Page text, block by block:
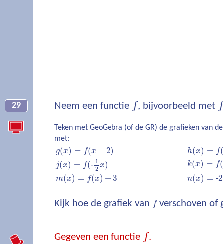
29 Neem een functie f, bijvoorbeeld met f
Teken met GeoGebra (of de GR) de grafieken van
met:
g(x) = f(x − 2) h(x) = f(
j(x) = f(‐ 1
2 x) k(x) = f(
m(x) = f(x) + 3 n(x) = ‐2
Kijk hoe de grafiek van fverschoven of
Gegeven een functie f.